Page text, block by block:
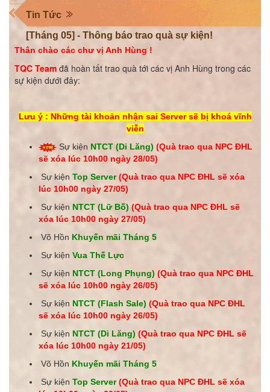
Tin Tức
[Tháng 05] - Thông báo trao quà sự kiện!
Thân chào các chư vị Anh Hùng !
TQC Team đã hoàn tất trao quà tới các vị Anh Hùng trong các
sự kiện dưới đây:
Lưu ý : Những tài khoản nhận sai Server sẽ bị khoá vĩnh
viễn
Sự kiện NTCT (Di Lăng)(Quà trao qua NPC ĐHL
sẽ xóa lúc 10h00 ngày 28/05)
Sự kiện Top Server(Quà trao qua NPC ĐHL sẽ xóa
lúc 10h00 ngày 27/05)
Sự kiện NTCT (Lữ Bố)(Quà trao qua NPC ĐHL sẽ
xóa lúc 10h00 ngày 27/05)
Võ Hồn Khuyến mãi Tháng 5
Sự kiện Vua Thế Lực
Sự kiện NTCT (Long Phụng)(Quà trao qua NPC ĐHL
sẽ xóa lúc 10h00 ngày26/05)
Sự kiện NTCT (Flash Sale)(Quà trao qua NPC ĐHL
sẽ xóa lúc 10h00 ngày 26/05)
Sự kiện NTCT (Di Lăng)(Quà trao qua NPC ĐHL sẽ
xóa lúc 10h00 ngày 21/05)
Võ Hồn Khuyến mãi Tháng 5
Sự kiện Top Server(Quà trao qua NPC ĐHL sẽ xóa